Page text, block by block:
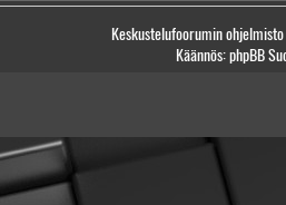
Keskustelufoorumin ohjelmisto
Käännös: phpBB